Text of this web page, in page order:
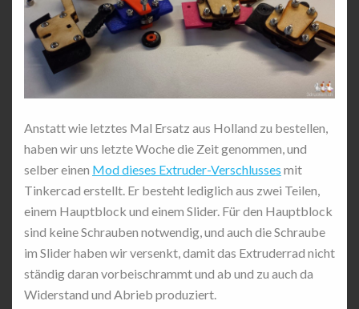
Anstatt wie letztes Mal Ersatz aus Holland zu bestellen,
haben wir uns letzte Woche die Zeit genommen, und
selber einen Mod dieses Extruder-Verschlusses mit
Tinkercad erstellt. Er besteht lediglich aus zwei Teilen,
einem Hauptblock und einem Slider. Für den Hauptblock
sind keine Schrauben notwendig, und auch die Schraube
im Slider haben wir versenkt, damit das Extruderrad nicht
ständig daran vorbeischrammt und ab und zu auch da
Widerstand und Abrieb produziert.